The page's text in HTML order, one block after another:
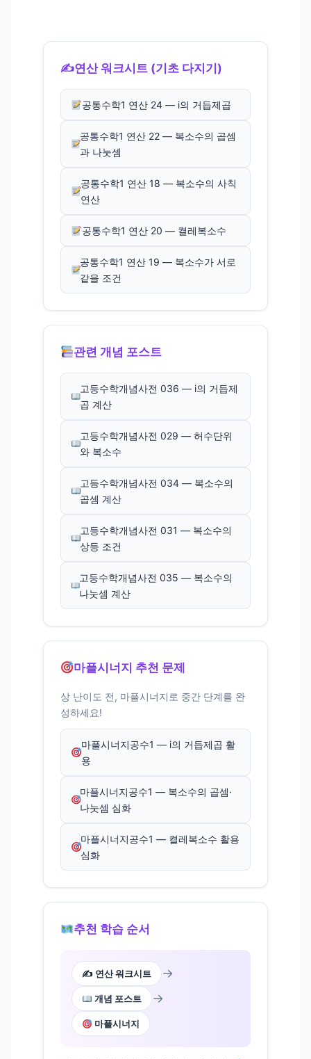
✍️연산 워크시트 (기초 다지기)
공통수학1 연산 24 — i의 거듭제곱
공통수학1 연산 22 — 복소수의 곱셈
과 나눗셈
공통수학1 연산 18 — 복소수의 사칙
연산
공통수학1 연산 20 — 켤레복소수
공통수학1 연산 19 — 복소수가 서로
같을 조건
관련 개념 포스트
고등수학개념사전 036 — i의 거듭제
곱 계산
고등수학개념사전 029 — 허수단위
와 복소수
고등수학개념사전 034 — 복소수의
곱셈 계산
고등수학개념사전 031 — 복소수의
상등 조건
고등수학개념사전 035 — 복소수의
나눗셈 계산
마플시너지 추천 문제
상 난이도 전, 마플시너지로 중간 단계를 완
성하세요!
마플시너지공수1 — i의 거듭제곱 활
용
마플시너지공수1 — 복소수의 곱셈·
나눗셈 심화
마플시너지공수1 — 켤레복소수 활용
심화
추천 학습 순서
✍️ 연산 워크시트 →
개념 포스트 →
마플시너지